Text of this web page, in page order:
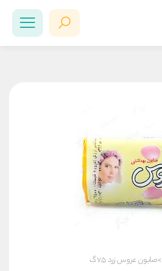
>صابون عروس زرد ۷۵ گ